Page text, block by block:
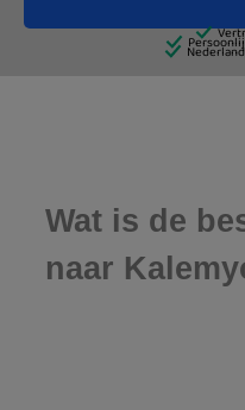
Wat is de
naar